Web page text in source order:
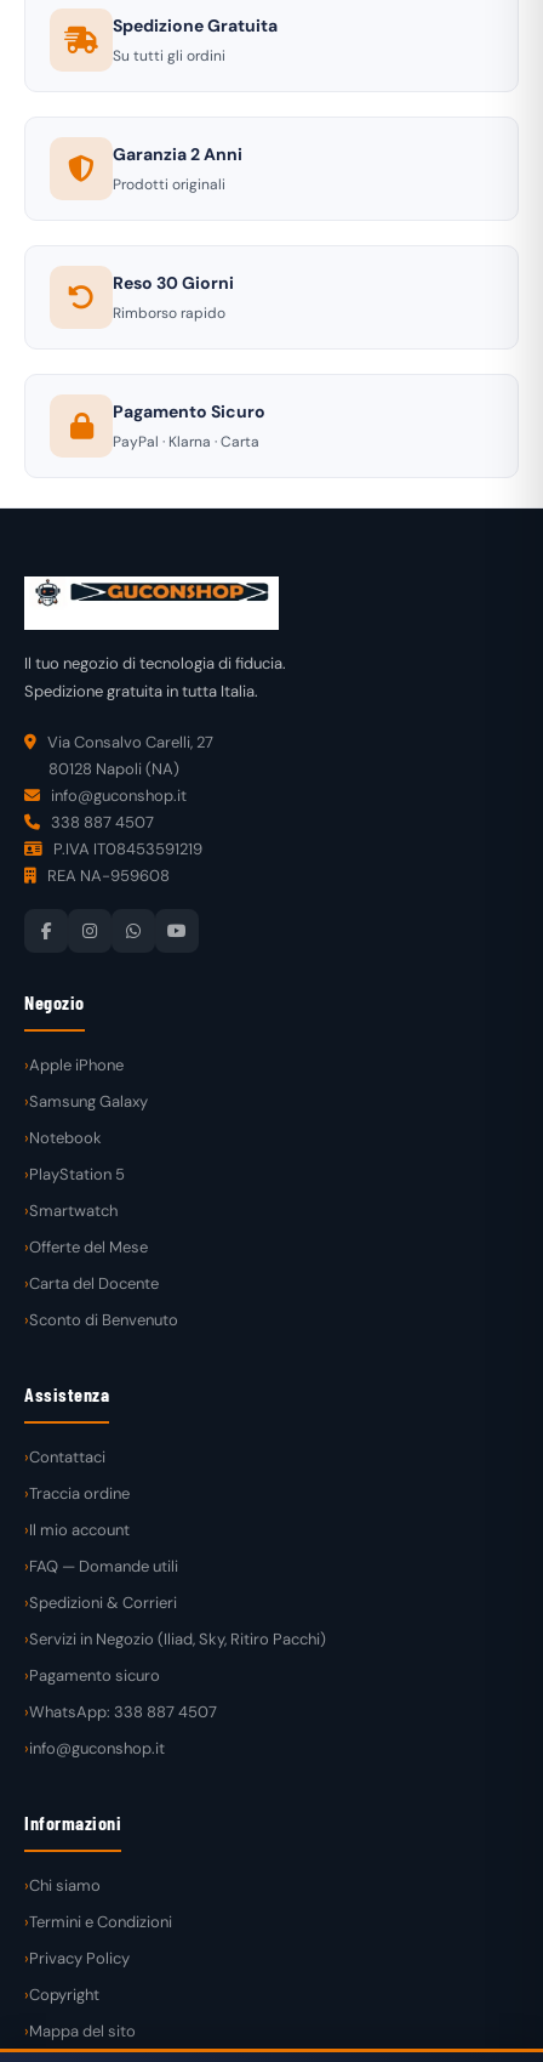
Spedizione Gratuita
Su tutti gli ordini
Garanzia 2 Anni
Prodotti originali
Reso 30 Giorni
Rimborso rapido
Pagamento Sicuro
PayPal · Klarna · Carta
Il tuo negozio di tecnologia di fiducia.
Spedizione gratuita in tutta Italia.
Via Consalvo Carelli, 27
80128 Napoli (NA)
info@guconshop.it
338 887 4507
P.IVA IT08453591219
REA NA-959608
Negozio
Apple iPhone
Samsung Galaxy
Notebook
PlayStation 5
Smartwatch
Offerte del Mese
Carta del Docente
Sconto di Benvenuto
Assistenza
Contattaci
Traccia ordine
Il mio account
FAQ — Domande utili
Spedizioni & Corrieri
Servizi in Negozio (Iliad, Sky, Ritiro Pacchi)
Pagamento sicuro
WhatsApp: 338 887 4507
info@guconshop.it
Informazioni
Chi siamo
Termini e Condizioni
Privacy Policy
Copyright
Mappa del sito